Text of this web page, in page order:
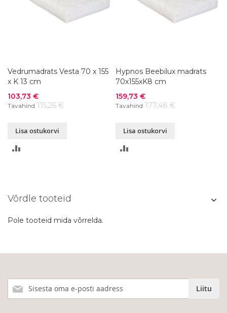
Vedrumadrats Vesta 70 x 155
x K 13 cm
Soodushind
103,73 €
Tavahind 115,26 €
Lisa ostukorvi
Hypnos Beebilux madrats
70x155xK8 cm
Soodushind
159,73 €
Tavahind 177,48 €
Lisa ostukorvi
Võrdle tooteid
Pole tooteid mida võrrelda.
meie
Liitu